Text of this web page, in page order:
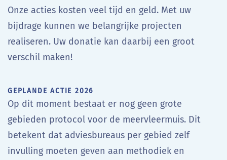
Onze acties kosten veel tijd en geld. Met uw
bijdrage kunnen we belangrijke projecten
realiseren. Uw donatie kan daarbij een groot
verschil maken!
GEPLANDE ACTIE 2026
Op dit moment bestaat er nog geen grote
gebieden protocol voor de meervleermuis. Dit
betekent dat adviesbureaus per gebied zelf
invulling moeten geven aan methodiek en